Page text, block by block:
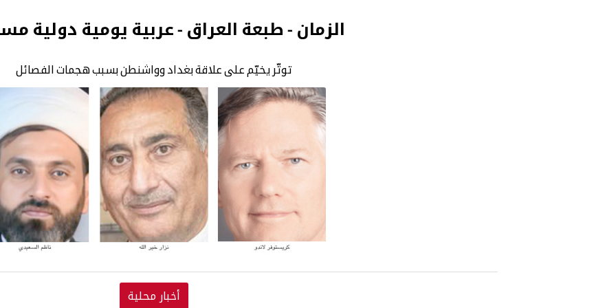
الزمان - طبعة العراق - عربية يومية دولية
توتّر يخيّم على علاقة بغداد وواشنطن بسبب هجمات الفصائل
أخبار محلية